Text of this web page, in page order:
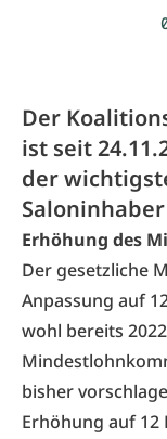
Der
ist seit
der
Erhöhung des
Der gesetzliche
Anpassung auf
wohl bereits
bisher
Erhöhung auf 12